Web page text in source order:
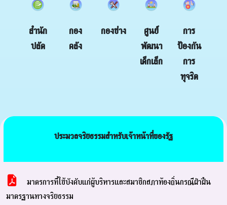
สำนัก
ปลัด
กอง
คลัง
กองช่าง
ศูนย์
พัฒนา
เด็กเล็ก
การ
ป้องกัน
การ
ทุจริต
ประมวลจริยธรรมสําหรับเจ้าหน้าที่ของรัฐ
มาตรการที่ใช้บังคับแก่ผู้บริหารและสมาชิกสภาท้องถิ่นกรณีฝ่าฝืน
มาตรฐานทางจริยธรรม